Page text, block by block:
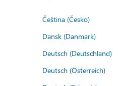
Čeština (Česko)
Dansk (Danmark)
Deutsch (Deutschland)
Deutsch (Österreich)